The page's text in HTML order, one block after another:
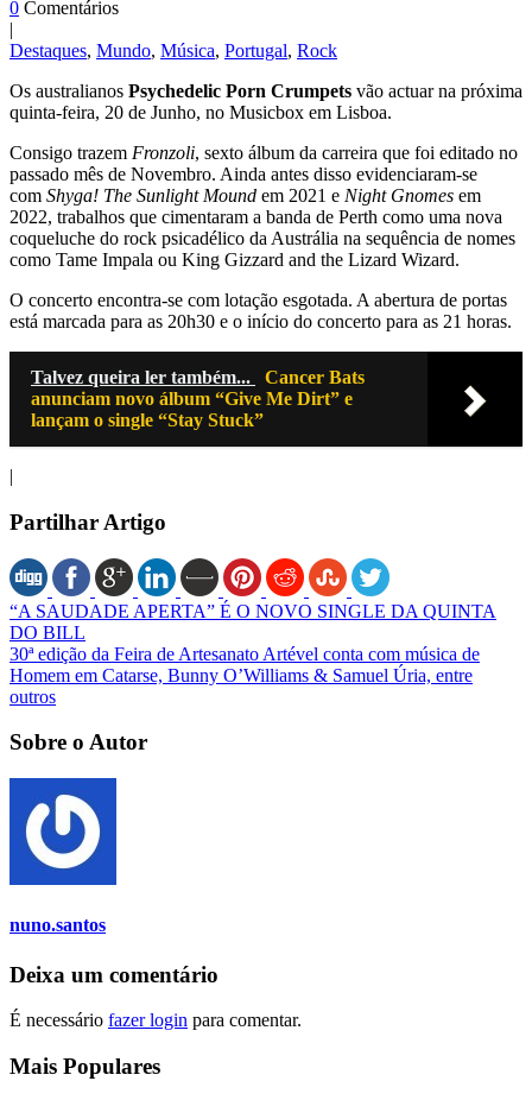
0 Comentários
|
Destaques, Mundo, Música, Portugal, Rock
Os australianos Psychedelic Porn Crumpets vão actuar na próxima
quinta-feira, 20 de Junho, no Musicbox em Lisboa.
Consigo trazem Fronzoli, sexto álbum da carreira que foi editado no
passado mês de Novembro. Ainda antes disso evidenciaram-se
com Shyga! The Sunlight Mound em 2021 e Night Gnomes em
2022, trabalhos que cimentaram a banda de Perth como uma nova
coqueluche do rock psicadélico da Austrália na sequência de nomes
como Tame Impala ou King Gizzard and the Lizard Wizard.
O concerto encontra-se com lotação esgotada. A abertura de portas
está marcada para as 20h30 e o início do concerto para as 21 horas.
Talvez queira ler também...
Cancer Bats
anunciam novo álbum “Give Me Dirt” e
lançam o single “Stay Stuck”
|
Partilhar Artigo
“A SAUDADE APERTA” É O NOVO SINGLE DA QUINTA
DO BILL
30ª edição da Feira de Artesanato Artével conta com música de
Homem em Catarse, Bunny O’Williams & Samuel Úria, entre
outros
Sobre o Autor
nuno.santos
Deixa um comentário
É necessário fazer login para comentar.
Mais Populares